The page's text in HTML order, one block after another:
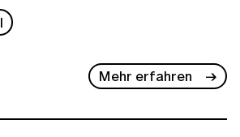
Mehr erfahren